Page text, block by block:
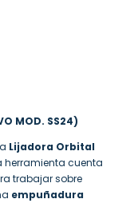
MOD. SS24)
Lijadora Orbital
herramienta cuenta
trabajar sobre
empuñadura